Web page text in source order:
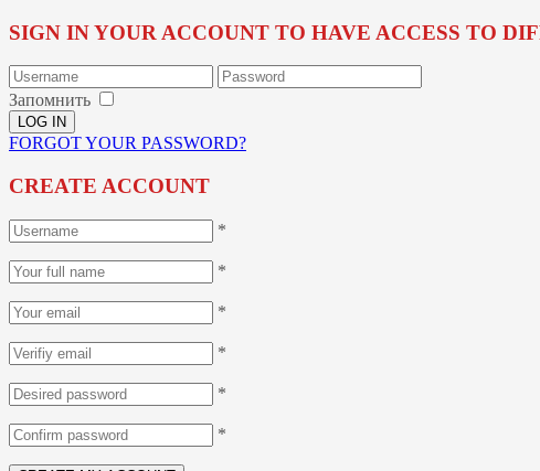
SIGN IN YOUR ACCOUNT TO HAVE ACCESS TO
Запомнить
FORGOT YOUR PASSWORD?
CREATE ACCOUNT
*
*
*
*
*
*